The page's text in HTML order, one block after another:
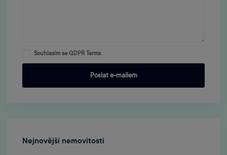
Souhlasím seGDPR Terms
Nejnovější nemovitosti